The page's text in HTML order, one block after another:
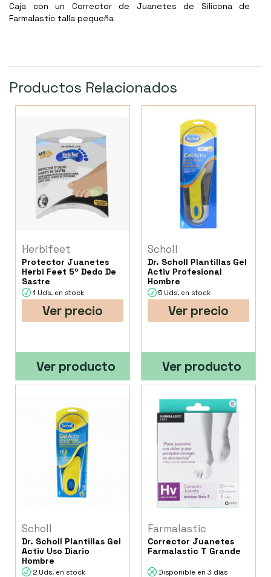
Caja con un Corrector de Juanetes de Silicona de
Farmalastic talla pequeña
Productos Relacionados
Herbifeet
Protector Juanetes
Herbi Feet 5º Dedo De
Sastre
1 Uds. en stock
Ver precio
Ver producto
Scholl
Dr. Scholl Plantillas Gel
Activ Profesional
Hombre
5 Uds. en stock
Ver precio
Ver producto
Scholl
Dr. Scholl Plantillas Gel
Activ Uso Diario
Hombre
2 Uds. en stock
Farmalastic
Corrector Juanetes
Farmalastic T Grande
Disponible en 3 días